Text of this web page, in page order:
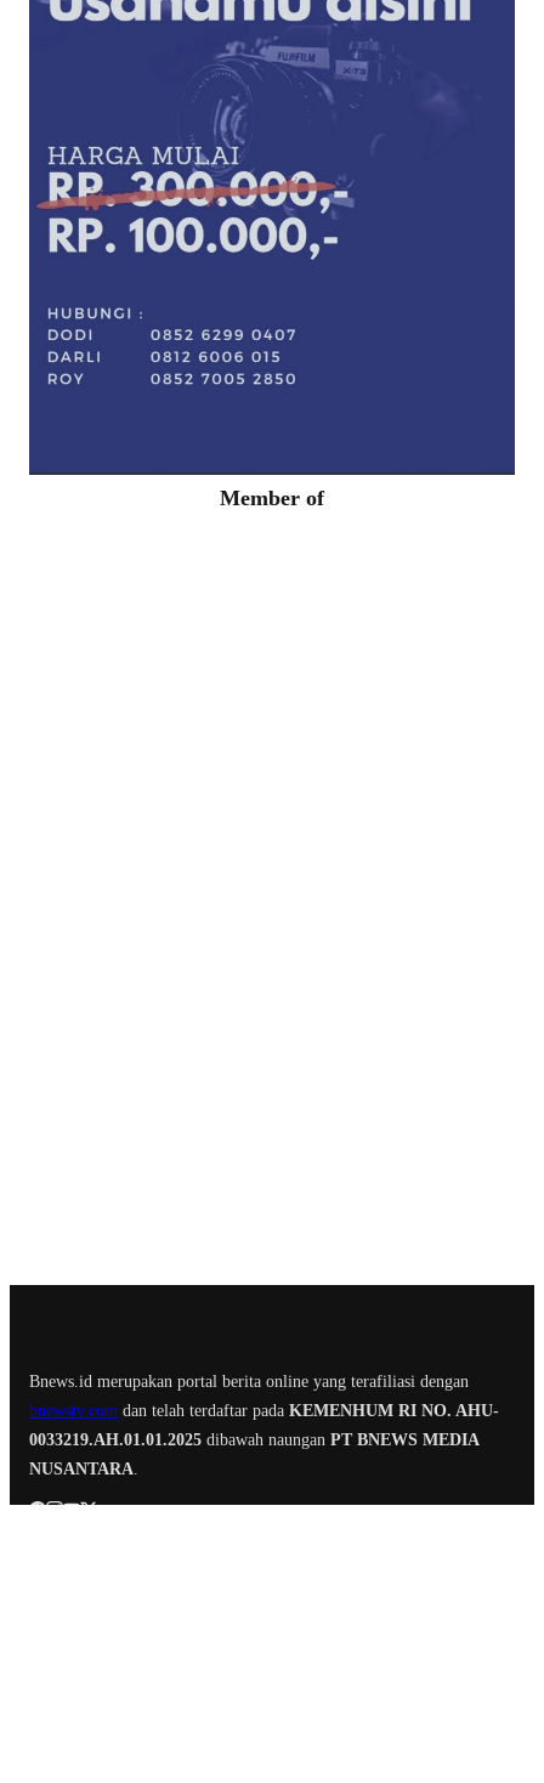
Member of
Bnews.id merupakan portal berita online yang terafiliasi dengan
bnewstv.com dan telah terdaftar pada KEMENHUM RI NO. AHU-
0033219.AH.01.01.2025 dibawah naungan PT BNEWS MEDIA
NUSANTARA